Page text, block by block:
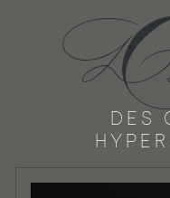
DES